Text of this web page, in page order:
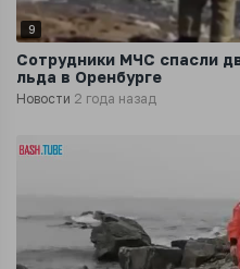
9
Сотрудники МЧС спасли
льда в Оренбурге
Новости 2 года назад